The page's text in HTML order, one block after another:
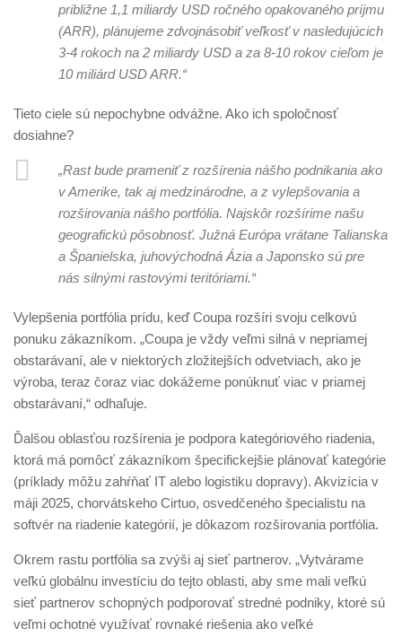
približne 1,1 miliardy USD ročného opakovaného príjmu
(ARR), plánujeme zdvojnásobiť veľkosť v nasledujúcich
3-4 rokoch na 2 miliardy USD a za 8-10 rokov cieľom je
10 miliárd USD ARR.“
Tieto ciele sú nepochybne odvážne. Ako ich spoločnosť
dosiahne?
„Rast bude prameniť z rozšírenia nášho podnikania ako
v Amerike, tak aj medzinárodne, a z vylepšovania a
rozširovania nášho portfólia. Najskôr rozšírime našu
geografickú pôsobnosť. Južná Európa vrátane Talianska
a Španielska, juhovýchodná Ázia a Japonsko sú pre
nás silnými rastovými teritóriami.“
Vylepšenia portfólia prídu, keď Coupa rozšíri svoju celkovú
ponuku zákazníkom. „Coupa je vždy veľmi silná v nepriamej
obstarávaní, ale v niektorých zložitejších odvetviach, ako je
výroba, teraz čoraz viac dokážeme ponúknuť viac v priamej
obstarávaní,“ odhaľuje.
Ďalšou oblasťou rozšírenia je podpora kategóriového riadenia,
ktorá má pomôcť zákazníkom špecifickejšie plánovať kategórie
(príklady môžu zahŕňať IT alebo logistiku dopravy). Akvizícia v
máji 2025, chorvátskeho Cirtuo, osvedčeného špecialistu na
softvér na riadenie kategórií, je dôkazom rozširovania portfólia.
Okrem rastu portfólia sa zvýši aj sieť partnerov. „Vytvárame
veľkú globálnu investíciu do tejto oblasti, aby sme mali veľkú
sieť partnerov schopných podporovať stredné podniky, ktoré sú
veľmi ochotné využívať rovnaké riešenia ako veľké